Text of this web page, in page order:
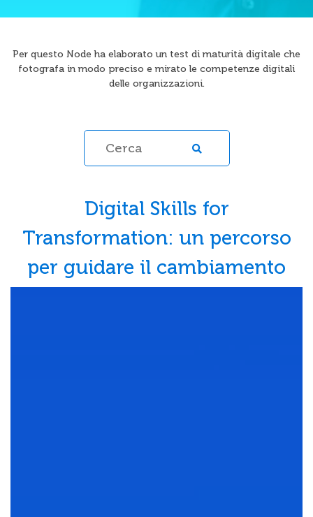
Per questo Node ha elaborato un test di maturità digitale che
fotografa in modo preciso e mirato le competenze digitali
delle organizzazioni.
Digital Skills for
Transformation: un percorso
per guidare il cambiamento